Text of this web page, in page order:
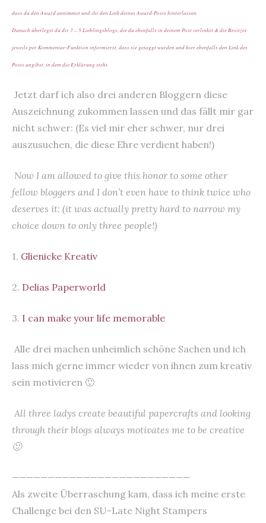
dass du den Award annimmst und ihr den Link deines Award-Posts hinterlassen.
Danach überlegst du dir 3 – 5 Lieblingsblogs, die du ebenfalls in deinem Post verlinkst & die Besitzer
jeweils per Kommentar-Funktion informierst, dass sie getaggt wurden und hier ebenfalls den Link des
Posts angibst, in dem die Erklärung steht.
Jetzt darf ich also drei anderen Bloggern diese
Auszeichnung zukommen lassen und das fällt mir gar
nicht schwer: (Es viel mir eher schwer, nur drei
auszusuchen, die diese Ehre verdient haben!)
Now I am allowed to give this honor to some other
fellow bloggers and I don’t even have to think twice who
deserves it: (it was actually pretty hard to narrow my
choice down to only three people!)
1. Glienicke Kreativ
2. Delias Paperworld
3. I can make your life memorable
Alle drei machen unheimlich schöne Sachen und ich
lass mich gerne immer wieder von ihnen zum kreativ
sein motivieren 🙂
All three ladys create beautiful papercrafts and looking
through their blogs always motivates me to be creative
🙂
—————————————————————————
Als zweite Überraschung kam, dass ich meine erste
Challenge bei den SU-Late Night Stampers